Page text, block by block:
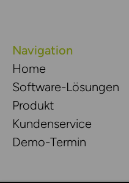
Navigation
Home
Software-Lösungen
Produkt
Kundenservice
Demo-Termin